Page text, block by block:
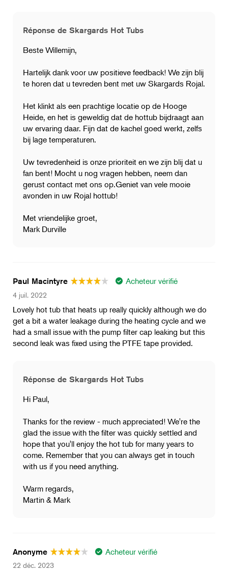
Réponse de Skargards Hot Tubs
Beste Willemijn,
Hartelijk dank voor uw positieve feedback! We zijn blij
te horen dat u tevreden bent met uw Skargards Rojal.
Het klinkt als een prachtige locatie op de Hooge
Heide, en het is geweldig dat de hottub bijdraagt aan
uw ervaring daar. Fijn dat de kachel goed werkt, zelfs
bij lage temperaturen.
Uw tevredenheid is onze prioriteit en we zijn blij dat u
fan bent! Mocht u nog vragen hebben, neem dan
gerust contact met ons op.Geniet van vele mooie
avonden in uw Rojal hottub!
Met vriendelijke groet,
Mark Durville
Paul Macintyre Acheteur vérifié
4 juil. 2022
Lovely hot tub that heats up really quickly although we do
get a bit a water leakage during the heating cycle and we
had a small issue with the pump filter cap leaking but this
second leak was fixed using the PTFE tape provided.
Réponse de Skargards Hot Tubs
Hi Paul,
Thanks for the review - much appreciated! We're the
glad the issue with the filter was quickly settled and
hope that you'll enjoy the hot tub for many years to
come. Remember that you can always get in touch
with us if you need anything.
Warm regards,
Martin & Mark
Anonyme Acheteur vérifié
22 déc. 2023